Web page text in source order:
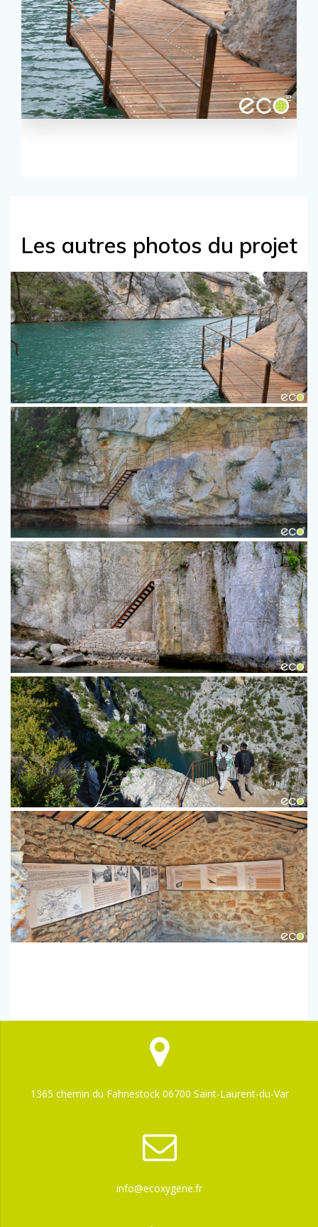
Les autres photos du projet
1365 chemin du Fahnestock 06700 Saint-Laurent-du-Var
info@ecoxygene.fr